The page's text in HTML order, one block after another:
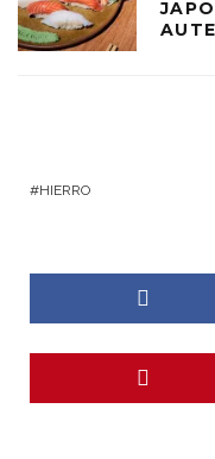
HIERRO